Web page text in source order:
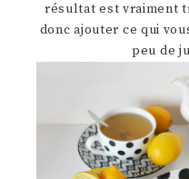
résultat est vraiment
donc ajouter ce qui
peu de